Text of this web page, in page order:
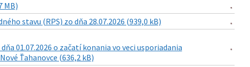
MB)
stavu (RPS) zo dňa 28.07.2026 (939,0 kB)
01.07.2026 o začatí konania vo veci usporiadania
Ťahanovce (636,2 kB)